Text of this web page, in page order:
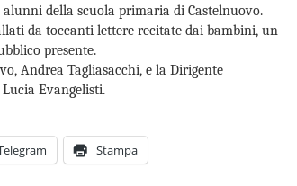
alunni della scuola primaria di Castelnuovo.
da toccanti lettere recitate dai bambini, un
presente.
Andrea Tagliasacchi, e la Dirigente
Evangelisti.
Stampa